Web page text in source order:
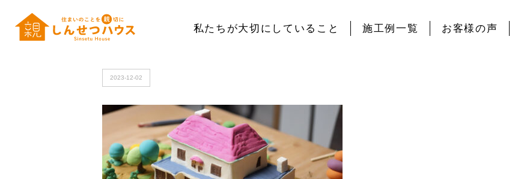
私たちが大切にしていること 施工例一覧 お客様の声
HOME >image_20231202_161028_1
2023-12-02